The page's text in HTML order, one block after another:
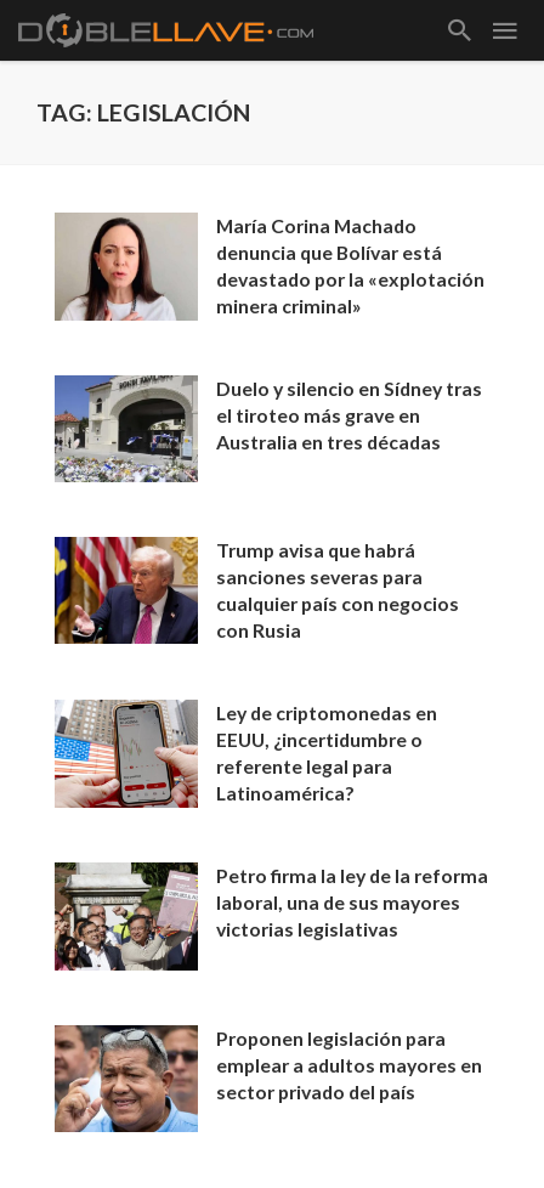
TAG: LEGISLACIÓN
María Corina Machado
denuncia que Bolívar está
devastado por la «explotación
minera criminal»
Duelo y silencio en Sídney tras
el tiroteo más grave en
Australia en tres décadas
Trump avisa que habrá
sanciones severas para
cualquier país con negocios
con Rusia
Ley de criptomonedas en
EEUU, ¿incertidumbre o
referente legal para
Latinoamérica?
Petro firma la ley de la reforma
laboral, una de sus mayores
victorias legislativas
Proponen legislación para
emplear a adultos mayores en
sector privado del país